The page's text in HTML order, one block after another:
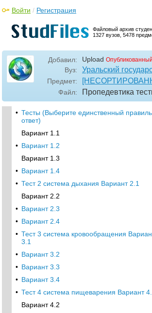
Файловый архив
1327 вузов, 5478
Войти / Регистрация
Добавил: Upload
Вуз: Уральский
Предмет:
Файл: Пропедевтика
• Тесты (Выберите единственный
ответ)
Вариант 1.1
• Вариант 1.2
Вариант 1.3
• Вариант 1.4
• Тест 2 система дыхания Вариант 2.1
Вариант 2.2
• Вариант 2.3
• Вариант 2.4
• Тест 3 система кровообращения
3.1
• Вариант 3.2
• Вариант 3.3
• Вариант 3.4
• Тест 4 система пищеварения Вариант
Вариант 4.2